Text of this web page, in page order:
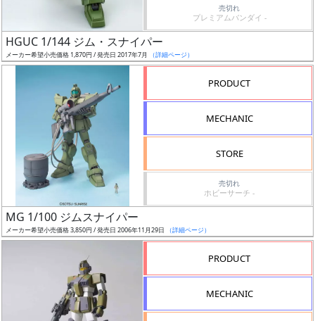
フ
リ
グ
レ
売切れ
プレミアムバンダイ -
HGUC 1/144 ジム・スナイパー
メーカー希望小売価格 1,870円 / 発売日 2017年7月 （詳細ページ）
PRODUCT
MECHANIC
STORE
売切れ
ホビーサーチ -
MG 1/100 ジムスナイパー
メーカー希望小売価格 3,850円 / 発売日 2006年11月29日 （詳細ページ）
PRODUCT
MECHANIC